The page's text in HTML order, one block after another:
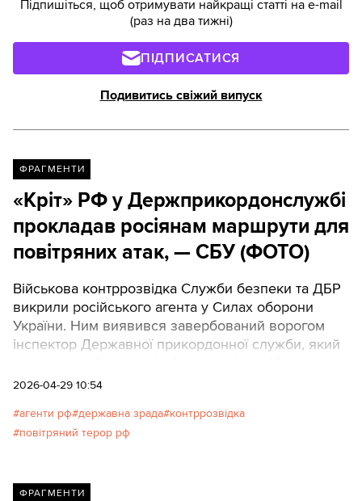
Підпишіться, щоб отримувати найкращі статті на e-mail
(раз на два тижні)
ПІДПИСАТИСЯ
Подивитись свіжий випуск
ФРАГМЕНТИ
«Кріт» РФ у Держприкордонслужбі
прокладав росіянам маршрути для
повітряних атак, — СБУ (ФОТО)
Військова контррозвідка Служби безпеки та ДБР
викрили російського агента у Силах оборони
України. Ним виявився завербований ворогом
інспектор Державної прикордонної служби, який
2026-04-29 10:54
агенти рф державна зрада контррозвідка
повітряний терор рф
ФРАГМЕНТИ